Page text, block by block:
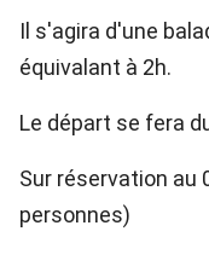
Il s'agira d'une
équivalant à 2h.
Le départ se fera
Sur réservation au
personnes)